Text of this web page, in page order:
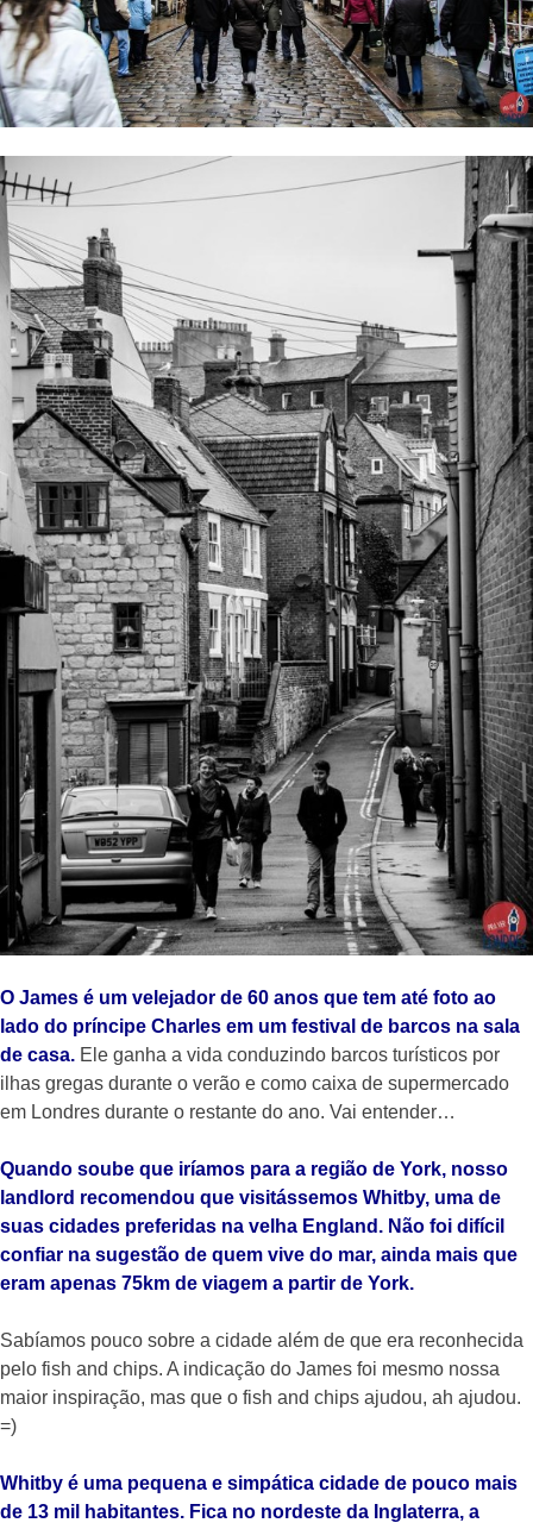
O James é um velejador de 60 anos que tem até foto ao
lado do príncipe Charles em um festival de barcos na sala
de casa. Ele ganha a vida conduzindo barcos turísticos por
ilhas gregas durante o verão e como caixa de supermercado
em Londres durante o restante do ano. Vai entender…
Quando soube que iríamos para a região de York, nosso
landlord recomendou que visitássemos Whitby, uma de
suas cidades preferidas na velha England. Não foi difícil
confiar na sugestão de quem vive do mar, ainda mais que
eram apenas 75km de viagem a partir de York.
Sabíamos pouco sobre a cidade além de que era reconhecida
pelo fish and chips. A indicação do James foi mesmo nossa
maior inspiração, mas que o fish and chips ajudou, ah ajudou.
=)
Whitby é uma pequena e simpática cidade de pouco mais
de 13 mil habitantes. Fica no nordeste da Inglaterra, a